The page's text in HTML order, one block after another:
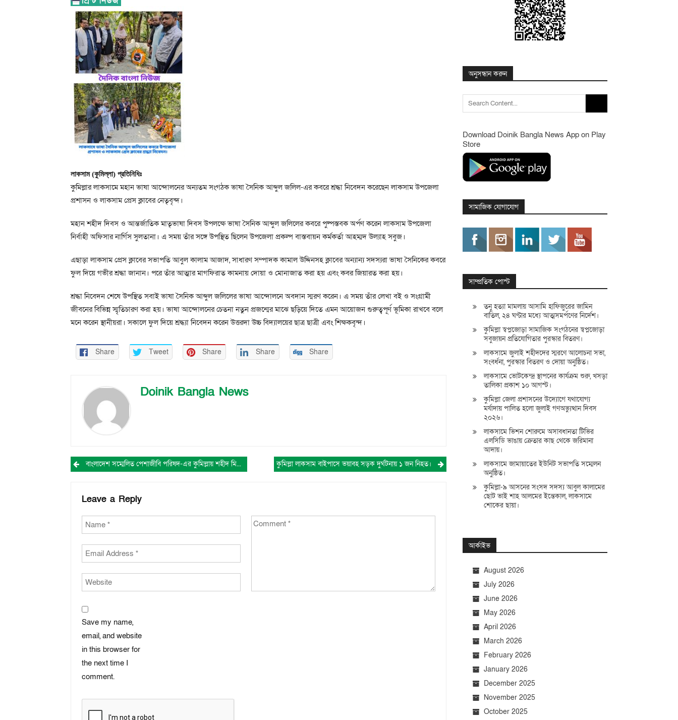
লাকসাম (কুমিল্লা) প্রতিনিধিঃ
কুমিল্লার লাকসামে মহান ভাষা আন্দোলনের অন্যতম সংগঠক ভাষা সৈনিক আব্দুল জলিল-এর কবরে শ্রদ্ধা নিবেদন করেছেন লাকসাম উপজেলা
প্রশাসন ও লাকসাম প্রেস ক্লাবের নেতৃবৃন্দ।
মহান শহীদ দিবস ও আন্তর্জাতিক মাতৃভাষা দিবস উপলক্ষে ভাষা সৈনিক আব্দুল জলিলের কবরে পুষ্পস্তবক অর্পণ করেন লাকসাম উপজেলা
নির্বাহী অফিসার নার্গিস সুলতানা। এ সময় তাঁর সঙ্গে উপস্থিত ছিলেন উপজেলা প্রকল্প বাস্তবায়ন কর্মকর্তা আহম্মদ উল্যাহ সবুজ।
এছাড়া লাকসাম প্রেস ক্লাবের সভাপতি আবুল কালাম আজাদ, সাধারণ সম্পাদক কামাল উদ্দিনসহ ক্লাবের অন্যান্য সদস্যরা ভাষা সৈনিকের কবরে
ফুল দিয়ে গভীর শ্রদ্ধা জানান। পরে তাঁর আত্মার মাগফিরাত কামনায় দোয়া ও মোনাজাত করা হয় এবং কবর জিয়ারত করা হয়।
শ্রদ্ধা নিবেদন শেষে উপস্থিত সবাই ভাষা সৈনিক আব্দুল জলিলের ভাষা আন্দোলনে অবদান স্মরণ করেন। এ সময় তাঁর লেখা বই ও সংগ্রামী
জীবনের বিভিন্ন স্মৃতিচারণ করা হয়। ভাষা আন্দোলনের চেতনা নতুন প্রজন্মের মাঝে ছড়িয়ে দিতে এমন আয়োজন গুরুত্বপূর্ণ ভূমিকা রাখবে বলে
মনে করেন স্থানীয়রা। সকালে ফুল দিয়ে শ্রদ্ধ্যা নিবেদন করেন উত্তরদা উচ্চ বিদ্যালয়ের ছাত্র ছাত্রী এবং শিক্ষকবৃন্দ।
Share Tweet Share Share Share
Doinik Bangla News
Post
বাংলাদেশ সম্মেলিত পেশাজীবি পরিষদ-এর কুমিল্লায় শহীদ মিনারে শ্রদ্ধা নিবেদন। কুমিল্লা লাকসাম বাইপাসে ভয়াবহ সড়ক দুর্ঘটনায় ১ জন নিহত।
Leave a Reply
Save my name,
email, and website
in this browser for
the next time I
comment.
অনুসন্ধান করুন
for:
Download Doinik Bangla News App on Play
Store
সামাজিক যোগাযোগ
সাম্প্রতিক পোস্ট
তনু হত্যা মামলায় আসামি হাফিজুরের জামিন
বাতিল, ২৪ ঘণ্টার মধ্যে আত্মসমর্পণের নির্দেশ।
কুমিল্লা স্বপ্নজোড়া সামাজিক সংগঠনের স্বপ্নজোড়া
সবুজায়ন প্রতিযোগিতার পুরস্কার বিতরণ।
লাকসামে জুলাই শহীদদের স্মরণে আলোচনা সভা,
সংবর্ধনা, পুরস্কার বিতরণ ও দোয়া অনুষ্ঠিত।
লাকসামে ভোটকেন্দ্র স্থাপনের কার্যক্রম শুরু, খসড়া
তালিকা প্রকাশ ১০ আগস্ট।
কুমিল্লা জেলা প্রশাসনের উদ্যোগে যথাযোগ্য
মর্যাদায় পালিত হলো জুলাই গণঅভ্যুত্থান দিবস
২০২৬।
লাকসামে ভিশন শোরুমে অসাবধানতা টিভির
এলসিডি ভাঙায় ক্রেতার কাছ থেকে জরিমানা
আদায়।
লাকসামে জামায়াতের ইউনিট সভাপতি সম্মেলন
অনুষ্ঠিত।
কুমিল্লা-৯ আসনের সংসদ সদস্য আবুল কালামের
ছোট ভাই শাহ আলমের ইন্তেকাল, লাকসামে
শোকের ছায়া।
আর্কাইভ
August 2026
July 2026
June 2026
May 2026
April 2026
March 2026
February 2026
January 2026
December 2025
November 2025
October 2025